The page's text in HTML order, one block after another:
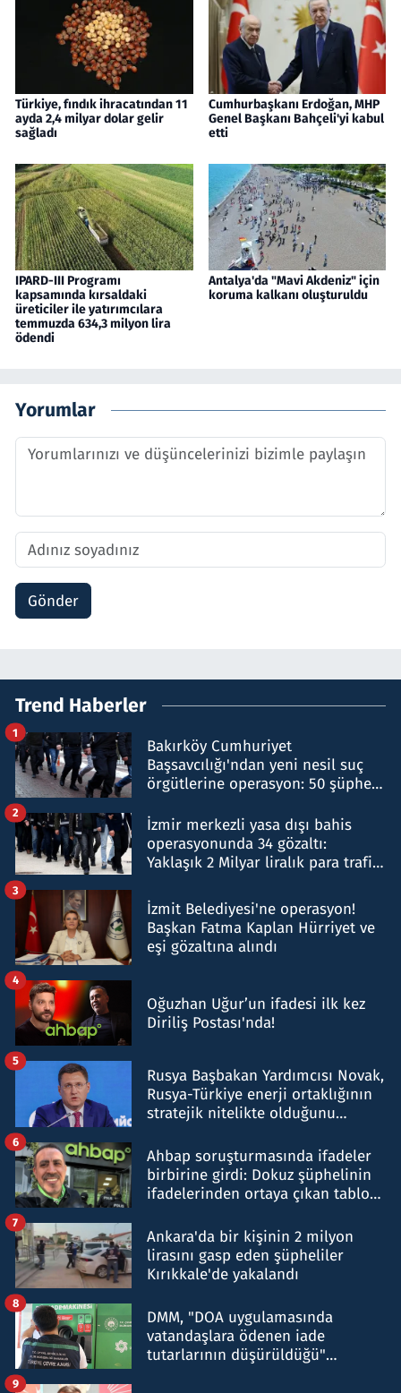
Türkiye, fındık ihracatından 11
ayda 2,4 milyar dolar gelir
sağladı
Cumhurbaşkanı Erdoğan, MHP
Genel Başkanı Bahçeli'yi kabul
etti
IPARD-III Programı
kapsamında kırsaldaki
üreticiler ile yatırımcılara
temmuzda 634,3 milyon lira
ödendi
Antalya'da "Mavi Akdeniz" için
koruma kalkanı oluşturuldu
Yorumlar
Gönder
Trend Haberler
Bakırköy Cumhuriyet
Başsavcılığı'ndan yeni nesil suç
örgütlerine operasyon: 50 şüpheli
1
İzmir merkezli yasa dışı bahis
operasyonunda 34 gözaltı:
Yaklaşık 2 Milyar liralık para trafiği
2
İzmit Belediyesi'ne operasyon!
Başkan Fatma Kaplan Hürriyet ve
eşi gözaltına alındı
3
Oğuzhan Uğur’un ifadesi ilk kez
Diriliş Postası'nda!
4
Rusya Başbakan Yardımcısı Novak,
Rusya-Türkiye enerji ortaklığının
stratejik nitelikte olduğunu
5
Ahbap soruşturmasında ifadeler
birbirine girdi: Dokuz şüphelinin
ifadelerinden ortaya çıkan tablo
6
Ankara'da bir kişinin 2 milyon
lirasını gasp eden şüpheliler
Kırıkkale'de yakalandı
7
DMM, "DOA uygulamasında
vatandaşlara ödenen iade
tutarlarının düşürüldüğü"
8
9